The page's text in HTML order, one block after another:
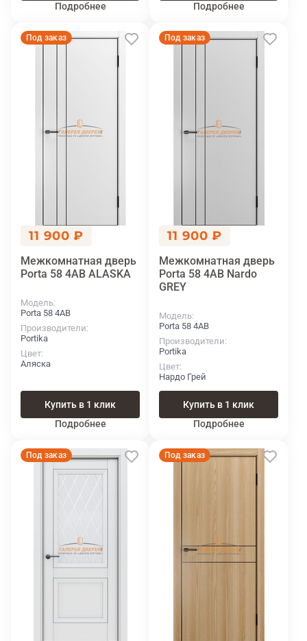
Подробнее
Подробнее
Под заказ
11 900 ₽
Межкомнатная дверь
Porta 58 4АВ ALASKA
Модель
Porta 58 4АВ
Производители
Portika
Цвет
Аляска
Купить в 1 клик
Подробнее
Под заказ
11 900 ₽
Межкомнатная дверь
Porta 58 4АВ Nardo
GREY
Модель
Porta 58 4АВ
Производители
Portika
Цвет
Нардо Грей
Купить в 1 клик
Подробнее
Под заказ Под заказ